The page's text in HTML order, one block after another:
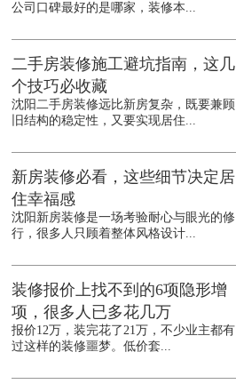
公司口碑最好的是哪家，装修本...
二手房装修施工避坑指南，这几
个技巧必收藏
沈阳二手房装修远比新房复杂，既要兼顾
旧结构的稳定性，又要实现居住...
新房装修必看，这些细节决定居
住幸福感
沈阳新房装修是一场考验耐心与眼光的修
行，很多人只顾着整体风格设计...
装修报价上找不到的6项隐形增
项，很多人已多花几万
报价12万，装完花了21万，不少业主都有
过这样的装修噩梦。低价套...